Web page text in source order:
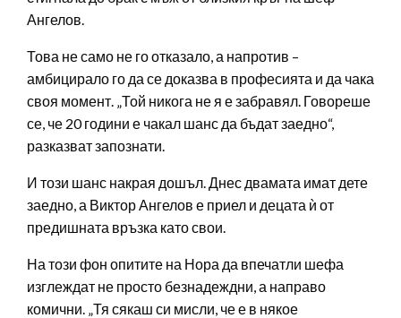
Ангелов.
Това не само не го отказало, а напротив –
амбицирало го да се доказва в професията и да чака
своя момент. „Той никога не я е забравял. Говореше
се, че 20 години е чакал шанс да бъдат заедно“,
разказват запознати.
И този шанс накрая дошъл. Днес двамата имат дете
заедно, а Виктор Ангелов е приел и децата ѝ от
предишната връзка като свои.
На този фон опитите на Нора да впечатли шефа
изглеждат не просто безнадеждни, а направо
комични. „Тя сякаш си мисли, че е в някое